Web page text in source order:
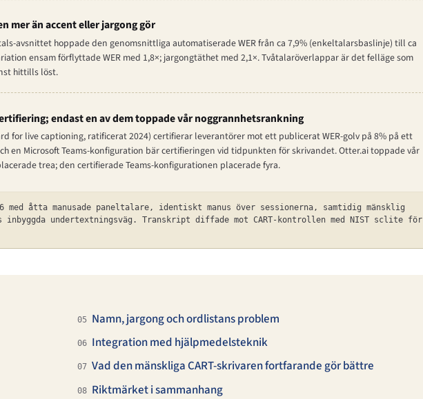
mer än accent eller jargong gör
avsnittet hoppade den genomsnittliga automatiserade WER från ca 7,9% (enkeltalarsbaslinje) till ca
ensam förflyttade WER med 1,8×; jargongtäthet med 2,1×. Tvåtalaröverlappar är det felläge som
hittills löst.
endast en av dem toppade vår noggrannhetsrankning
for live captioning, ratificerat 2024) certifierar leverantörer mot ett publicerat WER-golv på 8% på ett
en Microsoft Teams-konfiguration bär certifieringen vid tidpunkten för skrivandet. Otter.ai toppade vår
trea; den certifierade Teams-konfigurationen placerade fyra.
åtta manusade paneltalare, identiskt manus över sessionerna, samtidig mänsklig
undertextningsväg. Transkript diffade mot CART-kontrollen med NIST sclite för
05 Namn, jargong och ordlistans problem
06 Integration med hjälpmedelsteknik
07 Vad den mänskliga CART-skrivaren fortfarande gör bättre
08 Riktmärket i sammanhang